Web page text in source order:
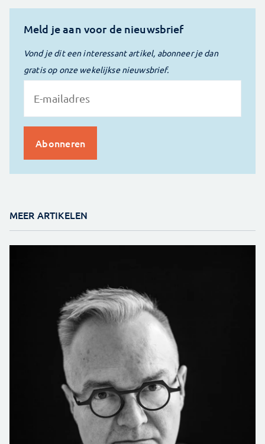
Meld je aan voor de nieuwsbrief
Vond je dit een interessant artikel, abonneer je dan
gratis op onze wekelijkse nieuwsbrief.
MEER ARTIKELEN